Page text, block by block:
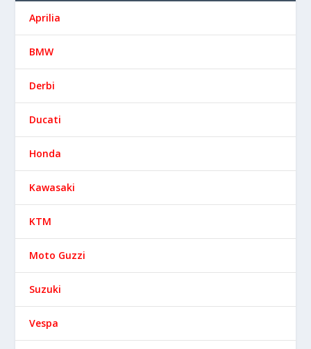
Aprilia
BMW
Derbi
Ducati
Honda
Kawasaki
KTM
Moto Guzzi
Suzuki
Vespa